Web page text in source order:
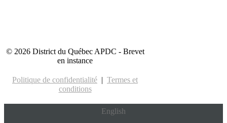
© 2026 District du Québec APDC - Brevet
en instance
Politique de confidentialité | Termes et
conditions
English